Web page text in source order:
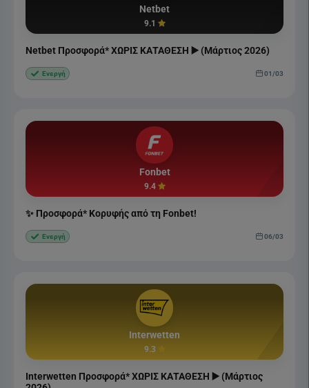
Netbet
9.1
Netbet Προσφορά* ΧΩΡΙΣ ΚΑΤΑΘΕΣΗ ▶️ (Μάρτιος 2026)
Ενεργή 01/03
Fonbet
9.4
✨ Προσφορά* Κορυφής από τη Fonbet!
Ενεργή 06/03
Interwetten
9.3
Interwetten Προσφορά* ΧΩΡΙΣ ΚΑΤΑΘΕΣΗ ▶️ (Μάρτιος